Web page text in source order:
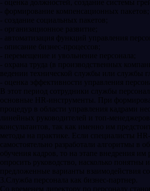
- оценка должностей, создание системы
- формирование компенсационных пакетов;
- создание социальных пакетов;
- организационное развитие;
- автоматизация функций управления
- описание бизнес-процессов;
- перемещение и увольнение персонала;
- охрана труда (в производственных
ведении технической службы или службы
- оценка эффективности управления
В этот период сотрудники службы
основные HR-инструменты. При
процедур в области управления кадрами
линейных руководителей и топ-менеджеров
консультантов, так как именно им
методы на практике. Если специалисты
самостоятельно разработали алгоритмы в
обучения кадров, то на этапе внедрения им
опросить руководство, насколько понятны
предложенные варианты взаимодействия
3.Служба персонала как бизнес-партнер.
Со временем директору по персоналу